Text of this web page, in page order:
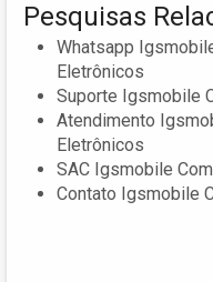
Pesquisas
Whatsapp
Eletrônicos
Suporte Igsmobile
Atendimento
Eletrônicos
SAC Igsmobile
Contato Igsmobile